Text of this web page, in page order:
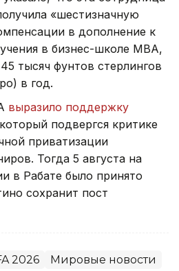
«шестизначную
в дополнение к
в бизнес-школе МВА,
тысяч фунтов стерлингов
в год.
подвергся критике
приватизации
Тогда 5 августа на
в Рабате было принято
сохранит пост
2026 Мировые новости